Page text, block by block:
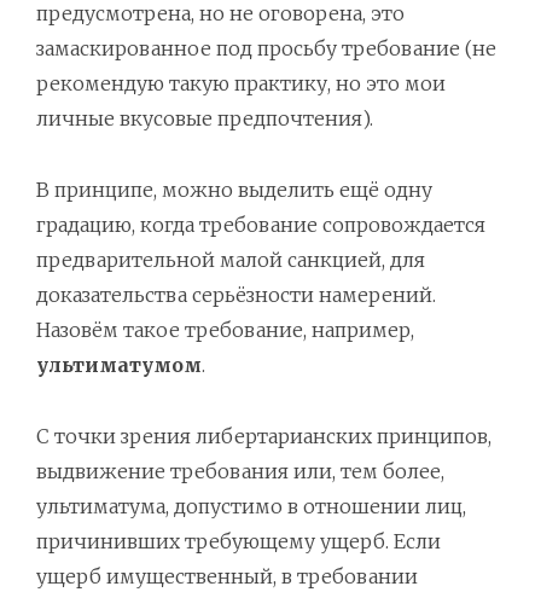
предусмотрена, но не оговорена, это
замаскированное под просьбу требование (не
рекомендую такую практику, но это мои
личные вкусовые предпочтения).
В принципе, можно выделить ещё одну
градацию, когда требование сопровождается
предварительной малой санкцией, для
доказательства серьёзности намерений.
Назовём такое требование, например,
ультиматумом.
С точки зрения либертарианских принципов,
выдвижение требования или, тем более,
ультиматума, допустимо в отношении лиц,
причинивших требующему ущерб. Если
ущерб имущественный, в требовании